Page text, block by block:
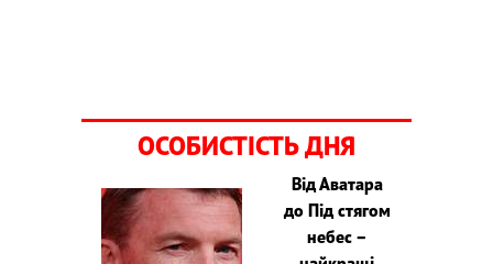
ОСОБИСТІСТЬ ДНЯ
Від Аватара
до Під стягом
небес –